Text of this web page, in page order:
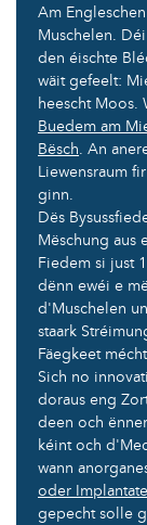
Am
Muschelen.
den éischte
wäit gefeelt:
heescht Moos.
Buedem am
Bësch. An
Liewensraum
ginn.
Dës
Mëschung aus
Fiedem si just
dënn ewéi e
d'Muschelen
staark
Fäegkeet
Sich no
doraus eng
deen och
kéint och
wann
oder
gepecht solle